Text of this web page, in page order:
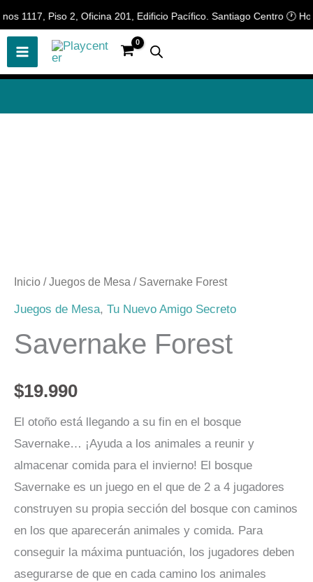
1117, Piso 2, Oficina 201, Edificio Pacífico. Santiago Centro 🕐
al
contenido
Inicio /Juegos de Mesa / Savernake Forest
Juegos de Mesa, Tu Nuevo Amigo Secreto
Savernake Forest
$19.990
El otoño está llegando a su fin en el bosque
Savernake… ¡Ayuda a los animales a reunir y
almacenar comida para el invierno! El bosque
Savernake es un juego en el que de 2 a 4 jugadores
construyen su propia sección del bosque con caminos
en los que aparecerán animales y comida. Para
conseguir la máxima puntuación, los jugadores deben
asegurarse de que en cada camino los animales
🎲¡Descubre nuestras increíbles
ofertas!🎲
📢 ¡OFERTAS! 🔥